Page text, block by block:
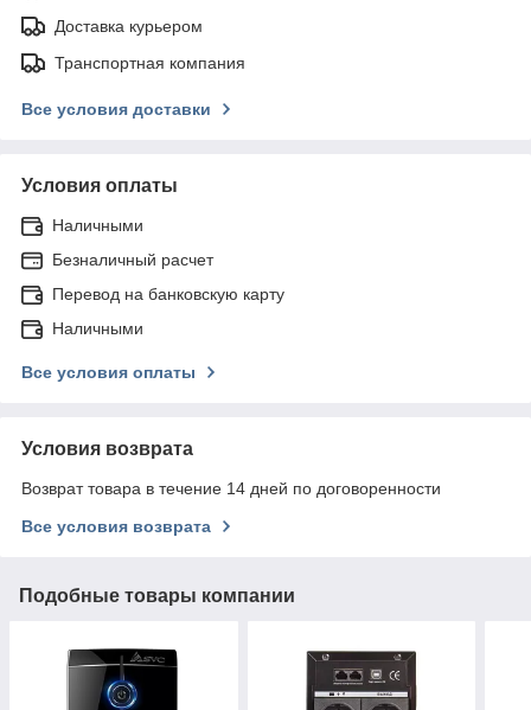
Доставка курьером
Транспортная компания
Все условия доставки
Условия оплаты
Наличными
Безналичный расчет
Перевод на банковскую карту
Наличными
Все условия оплаты
Условия возврата
Возврат товара в течение 14 дней по договоренности
Все условия возврата
Подобные товары компании